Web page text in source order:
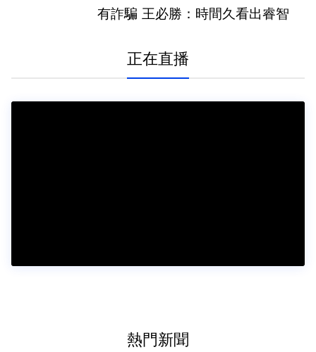
有詐騙 王必勝：時間久看出睿智
正在直播
熱門新聞